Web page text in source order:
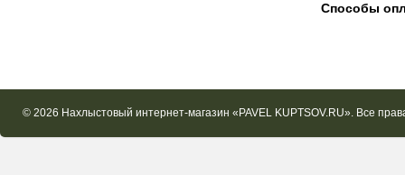
Способы
© 2026 Нахлыстовый интернет-магазин «PAVEL KUPTSOV.RU». Все